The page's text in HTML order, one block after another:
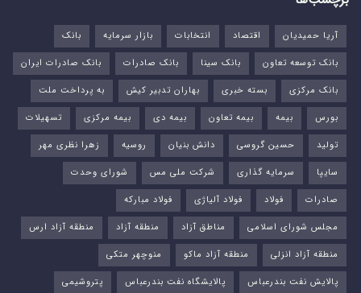
آریا حمیدیان اقتصاد انتخابات بازار سرمایه
بانک
بانک توسعه تعاون
بانک سینا بانک صادرات
بانک صادرات ایران
بانک مرکزی
بسته خبری بهاران تدبیر کیش
به پرداخت ملت
بورس‌
بیمه بیمه تعاون بیمه دی بیمه مرکزی
تسهیلات
تولید
حسین گروسی دانش بنیان روسیه
زهرا نظری مهر
سایپا
سرمایه گذاری شرکت ملی مس
شورای وحدت
صادرات
فولاد فولاد آلیاژی
فولاد مبارکه
مجلس شورای اسلامی
مناطق آزاد منطقه آزاد
منطقه آزاد ارس
منطقه آزاد انزلی
منطقه آزاد ماکو
منوچهر متکی
پالایش نفت بندرعباس
پالایشگاه نفت بندرعباس پتروشیمی